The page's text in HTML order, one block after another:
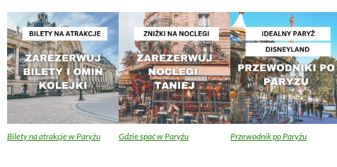
Bilety na atrakcje w Paryżu Gdzie spać w Paryżu Przewodnik po Paryżu